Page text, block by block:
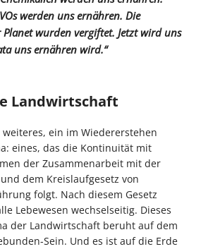
werden uns ernähren. Die
wurden vergiftet. Jetzt wird uns
uns ernähren wird.“
Landwirtschaft
ein im Wiedererstehen
eines, das die Kontinuität mit
der Zusammenarbeit mit der
dem Kreislaufgesetz von
folgt. Nach diesem Gesetz
Lebewesen wechselseitig. Dieses
der Landwirtschaft beruht auf dem
Sein. Und es ist auf die Erde